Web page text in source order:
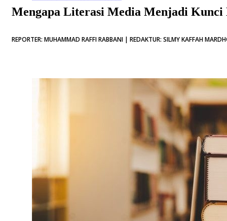
Mengapa Literasi Media Menjadi
REPORTER: MUHAMMAD RAFFI RABBANI | REDAKTUR: SILMY KAFFAH